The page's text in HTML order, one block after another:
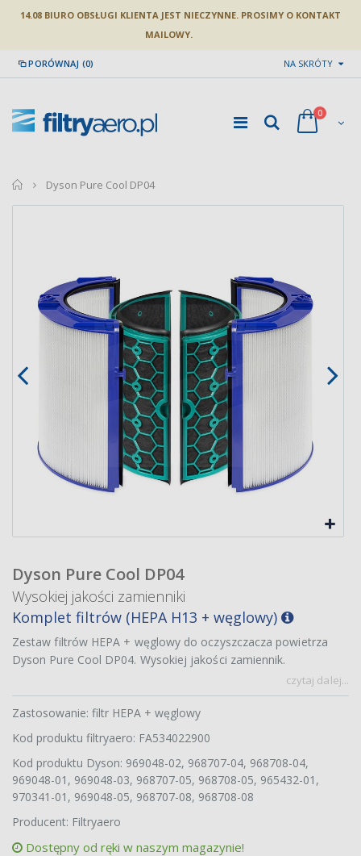
14.08 BIURO OBSŁUGI KLIENTA JEST NIECZYNNE. PROSIMY O KONTAKT
MAILOWY.
PORÓWNAJ (0) NA SKRÓTY
0
home
Dyson Pure Cool DP04
Dyson Pure Cool DP04
Wysokiej jakości zamienniki
Komplet filtrów (HEPA H13 + węglowy)
Zestaw filtrów HEPA + węglowy do oczyszczacza powietrza
Dyson Pure Cool DP04. Wysokiej jakości zamiennik.
czytaj dalej...
Zastosowanie: filtr HEPA + węglowy
Kod produktu filtryaero: FA534022900
Kod produktu Dyson: 969048-02, 968707-04, 968708-04,
969048-01, 969048-03, 968707-05, 968708-05, 965432-01,
970341-01, 969048-05, 968707-08, 968708-08
Producent: Filtryaero
Dostępny od ręki w naszym magazynie!